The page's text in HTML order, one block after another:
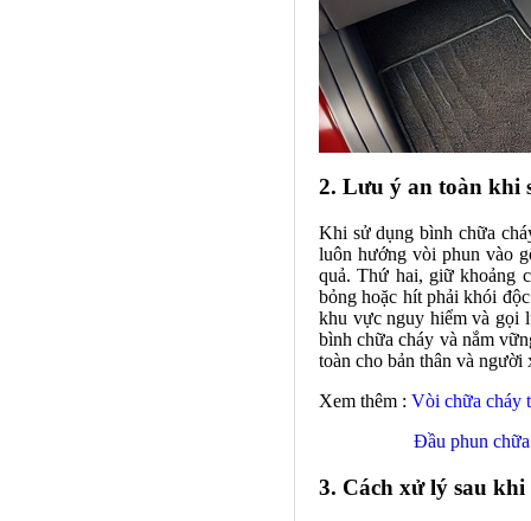
2. Lưu ý an toàn khi
Khi sử dụng bình chữa
luôn hướng vòi phun vào
quả. Thứ hai, giữ khoảng
bỏng hoặc hít phải khói
khu vực nguy hiểm và gọi
bình chữa cháy và nắm
toàn cho bản thân và
Xem thêm : Vòi chữa cháy
Đầu phun
3. Cách xử lý sau